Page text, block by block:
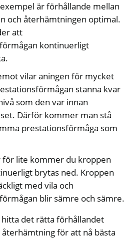
är förhållande mellan
och återhämtningen optimal.
att
kontinuerligt
vilar aningen för mycket
stanna kvar
som den var innan
Därför kommer man stå
prestationsförmåga som
för lite kommer du kroppen
brytas ned. Kroppen
med vila och
blir sämre och sämre.
det rätta förhållandet
för att nå bästa